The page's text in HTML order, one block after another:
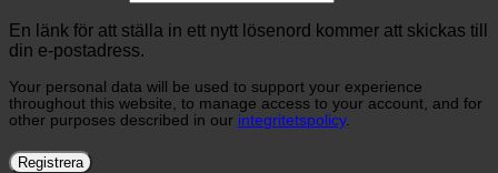
En länk för att ställa in ett nytt lösenord kommer att skickas till
din e-postadress.
Your personal data will be used to support your experience
throughout this website, to manage access to your account, and for
other purposes described in our integritetspolicy.
Registrera